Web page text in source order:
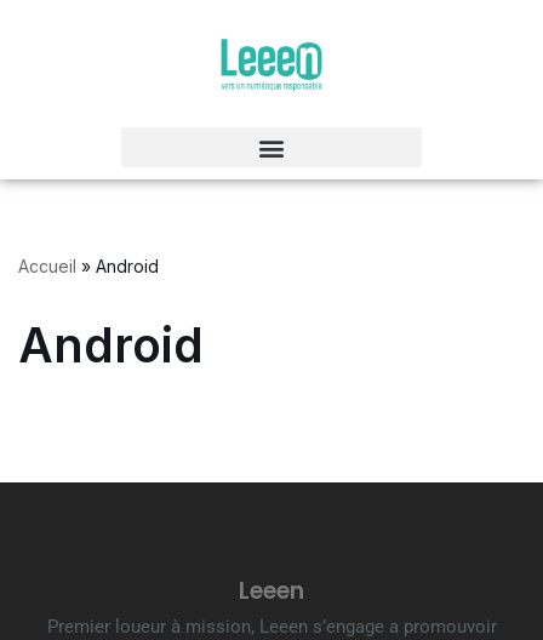
Accueil » Android
Android
Leeen
Premier loueur à mission, Leeen s’engage a promouvoir